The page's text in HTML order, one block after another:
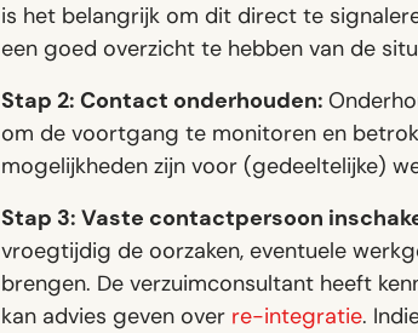
is het belangrijk om dit direct te
een goed overzicht te hebben van de
Stap 2: Contact onderhouden:
om de voortgang te monitoren en
mogelijkheden zijn voor (gedeeltelijke)
Stap 3: Vaste contactpersoon
vroegtijdig de oorzaken, eventuele
brengen. De verzuimconsultant heeft
kan advies geven over re-integratie.